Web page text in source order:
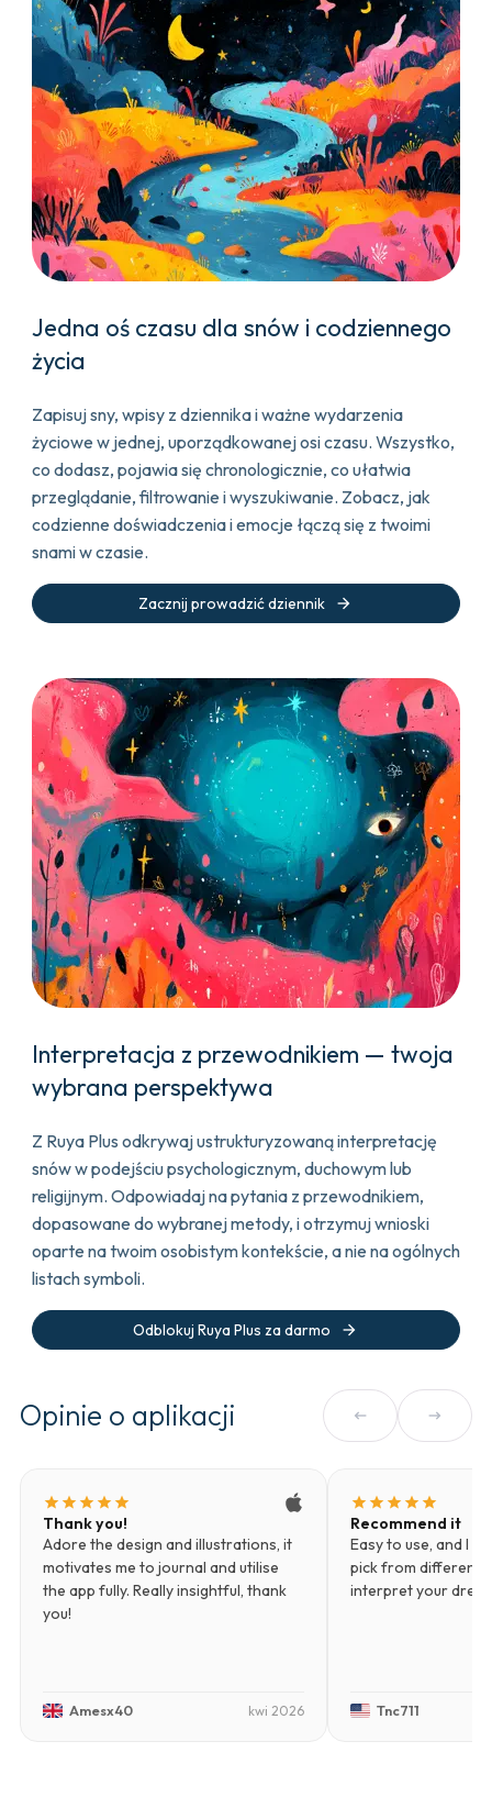
Jedna oś czasu dla snów i codziennego
życia
Zapisuj sny, wpisy z dziennika i ważne wydarzenia
życiowe w jednej, uporządkowanej osi czasu. Wszystko,
co dodasz, pojawia się chronologicznie, co ułatwia
przeglądanie, filtrowanie i wyszukiwanie. Zobacz, jak
codzienne doświadczenia i emocje łączą się z twoimi
snami w czasie.
Zacznij prowadzić dziennik arrow_forward
Interpretacja z przewodnikiem — twoja
wybrana perspektywa
Z Ruya Plus odkrywaj ustrukturyzowaną interpretację
snów w podejściu psychologicznym, duchowym lub
religijnym. Odpowiadaj na pytania z przewodnikiem,
dopasowane do wybranej metody, i otrzymuj wnioski
oparte na twoim osobistym kontekście, a nie na ogólnych
listach symboli.
Odblokuj Ruya Plus za darmo arrow_forward
Opinie o aplikacji arrow_left_alt arrow_right_alt
star star star star star
Thank you!
Adore the design and illustrations, it
motivates me to journal and utilise
the app fully. Really insightful, thank
you!
Amesx40 kwi 2026
star star star star star
Recommend it
Easy to use, and I
pick from different
interpret your
Tnc711